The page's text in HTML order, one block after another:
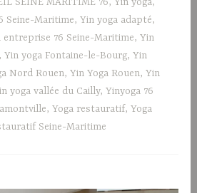
Seine-Maritime,Yin yoga adapté,
entreprise 76 Seine-Maritime,Yin
,Yin yoga Fontaine-le-Bourg,Yin
Nord Rouen,Yin Yoga Rouen,Yin
yoga vallée du Cailly,Yinyoga 76
,Yoga restauratif,Yoga
Seine-Maritime